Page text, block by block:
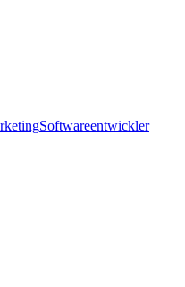
Softwareentwickler